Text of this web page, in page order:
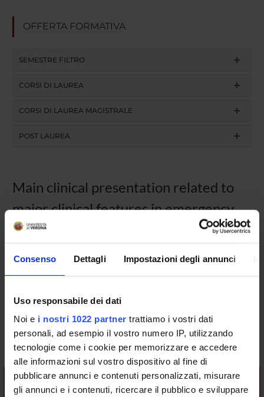
Consenso Dettagli Impostazioni degli annunci
Uso responsabile dei dati
Noi e i nostri 1022 partner trattiamo i vostri dati
personali, ad esempio il vostro numero IP, utilizzando
tecnologie come i cookie per memorizzare e accedere
alle informazioni sul vostro dispositivo al fine di
pubblicare annunci e contenuti personalizzati, misurare
gli annunci e i contenuti, ricercare il pubblico e sviluppare
OFFERTA FORMATIVA
SEMESTRE FILTRO
CORSI DI LAUREA
CORSI DI LAUREA MAGISTRALE
POST LAUREA
Main clinical presentation related to
major clinical features in emergency
medicine (2015/2016)
Course code
39
Coordinator
Simonetta Friso
Teaching is organised as follows: